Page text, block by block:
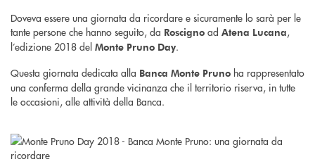
Doveva essere una giornata da ricordare e sicuramente lo sarà per le
tante persone che hanno seguito, da Roscigno ad Atena Lucana,
l’edizione 2018 del Monte Pruno Day.
Questa giornata dedicata alla Banca Monte Pruno ha rappresentato
una conferma della grande vicinanza che il territorio riserva, in tutte
le occasioni, alle attività della Banca.